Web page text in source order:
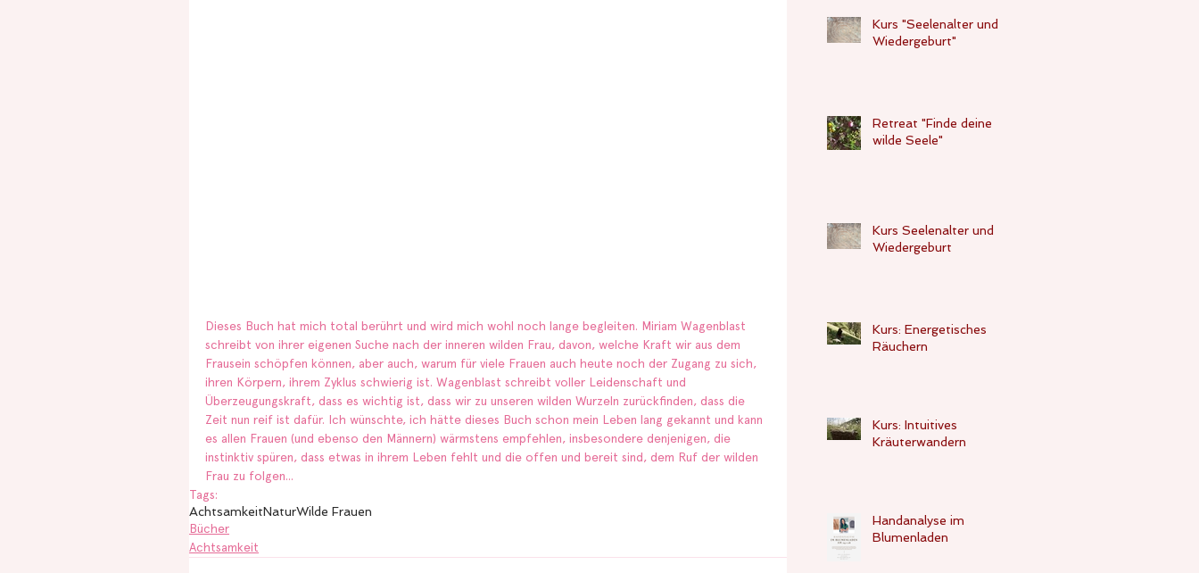
Dieses Buch hat mich total berührt und wird mich wohl noch lange begleiten. Miriam Wagenblast
schreibt von ihrer eigenen Suche nach der inneren wilden Frau, davon, welche Kraft wir aus dem
Frausein schöpfen können, aber auch, warum für viele Frauen auch heute noch der Zugang zu sich,
ihren Körpern, ihrem Zyklus schwierig ist. Wagenblast schreibt voller Leidenschaft und
Überzeugungskraft, dass es wichtig ist, dass wir zu unseren wilden Wurzeln zurückfinden, dass die
Zeit nun reif ist dafür. Ich wünschte, ich hätte dieses Buch schon mein Leben lang gekannt und kann
es allen Frauen (und ebenso den Männern) wärmstens empfehlen, insbesondere denjenigen, die
instinktiv spüren, dass etwas in ihrem Leben fehlt und die offen und bereit sind, dem Ruf der wilden
Frau zu folgen...
Tags:
AchtsamkeitNaturWilde Frauen
Bücher
Achtsamkeit
Kurs "Seelenalter und
Wiedergeburt"
Retreat "Finde deine
wilde Seele"
Kurs Seelenalter und
Wiedergeburt
Kurs: Energetisches
Räuchern
Kurs: Intuitives
Kräuterwandern
Handanalyse im
Blumenladen